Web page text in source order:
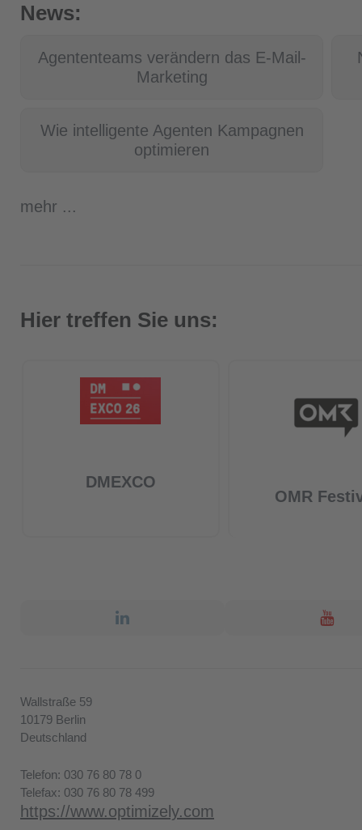
News:
Agententeams verändern das E-Mail-
Marketing
Wie intelligente Agenten Kampagnen
optimieren
mehr ...
Hier treffen Sie uns:
DMEXCO
OMR
Wallstraße 59
10179 Berlin
Deutschland
Telefon: 030 76 80 78 0
Telefax: 030 76 80 78 499
https://www.optimizely.com